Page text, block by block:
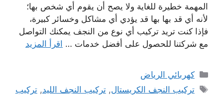
المهمة خطيرة للغاية ولا يصح أن يقوم أي شخص بها؛
لأنه أي قد بها بها قد يؤدي أي مشاكل وخسائر كبيرة،
فإذا كنت تريد تركيب أي نوع من النجف يمكنك التواصل
مع شركتنا للحصول على أفضل خدمات … اقرأ المزيد
التصنيفات
كهربائي الرياض
الوسوم
تركيب النجف الكريستال,تركيب النجف الليد,تركيب